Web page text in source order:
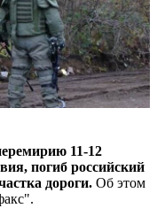
11-12
погиб российский
дороги. Об этом